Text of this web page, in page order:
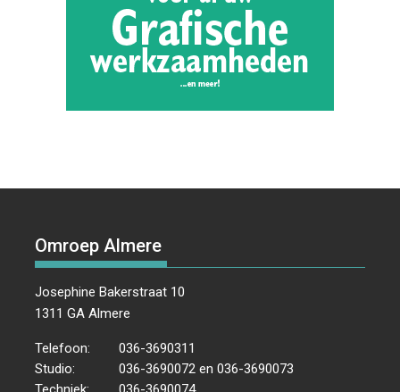
Omroep Almere
Josephine Bakerstraat 10
1311 GA Almere
Telefoon:
036-3690311
Studio:
036-3690072 en 036-3690073